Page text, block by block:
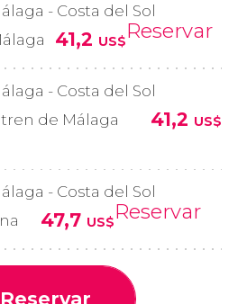
- Costa del Sol
41,2 US$Reservar
- Costa del Sol
de Málaga
41,2 US$
- Costa del Sol
47,7 US$Reservar
Reservar